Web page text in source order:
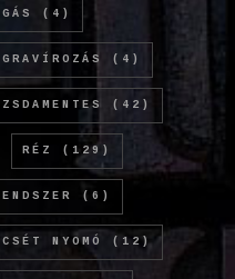
(4)
(4)
(42)
RÉZ (129)
(6)
NYOMÓ (12)